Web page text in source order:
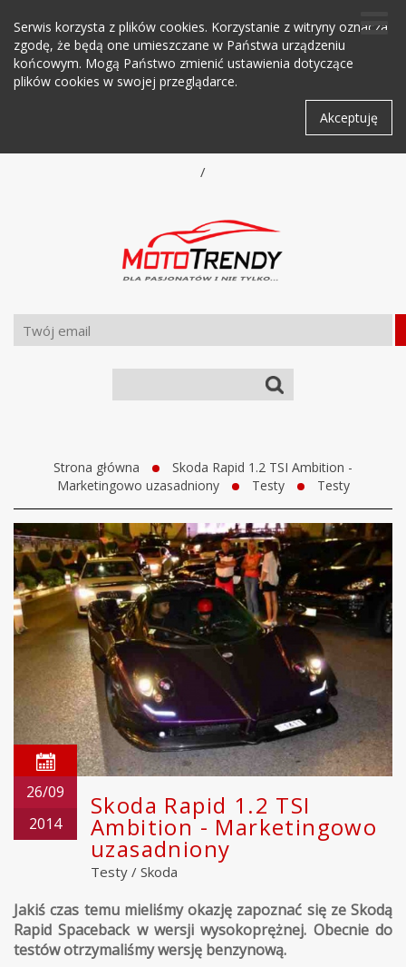
Serwis korzysta z plików cookies. Korzystanie z witryny oznacza
zgodę, że będą one umieszczane w Państwa urządzeniu
końcowym. Mogą Państwo zmienić ustawienia dotyczące
plików cookies w swojej przeglądarce.
Akceptuję
/
Strona główna
Skoda Rapid 1.2 TSI Ambition -
Marketingowo uzasadniony
Testy Testy
26/09
2014
Skoda Rapid 1.2 TSI
Ambition - Marketingowo
uzasadniony
Testy / Skoda
Jakiś czas temu mieliśmy okazję zapoznać się ze Skodą
Rapid Spaceback w wersji wysokoprężnej. Obecnie do
testów otrzymaliśmy wersję benzynową.